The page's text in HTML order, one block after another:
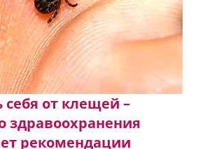
от клещей –
здравоохранения
рекомендации